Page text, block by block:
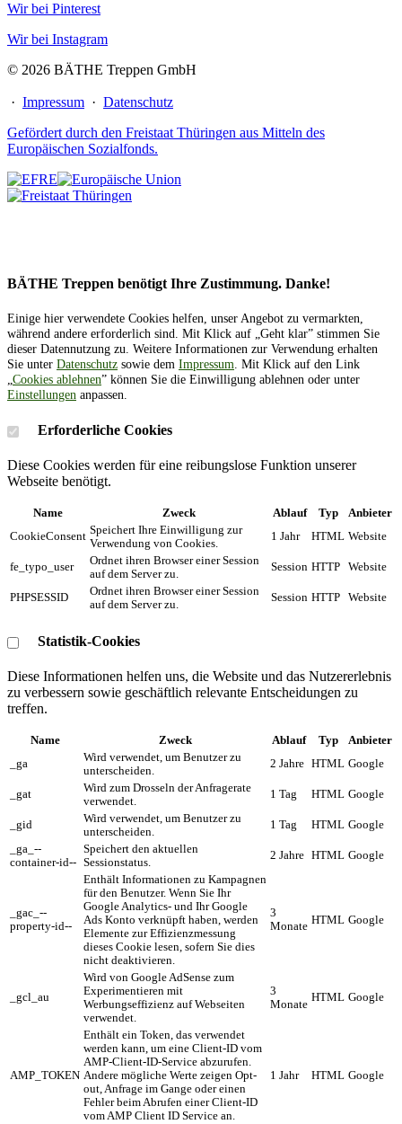
Wir bei Pinterest
Wir bei Instagram
© 2026 BÄTHE Treppen GmbH
· Impressum · Datenschutz
Gefördert durch den Freistaat Thüringen aus Mitteln des
Europäischen Sozialfonds.
BÄTHE Treppen benötigt Ihre Zustimmung. Danke!
Einige hier verwendete Cookies helfen, unser Angebot zu vermarkten,
während andere erforderlich sind. Mit Klick auf „Geht klar” stimmen Sie
dieser Datennutzung zu. Weitere Informationen zur Verwendung erhalten
Sie unter Datenschutz sowie dem Impressum. Mit Klick auf den Link
„Cookies ablehnen” können Sie die Einwilligung ablehnen oder unter
Einstellungen anpassen.
Erforderliche Cookies
Diese Cookies werden für eine reibungslose Funktion unserer
Webseite benötigt.
Name Zweck Ablauf Typ
Anbieter
CookieConsent Speichert Ihre Einwilligung zur
Verwendung von Cookies.
1 Jahr HTML Website
fe_typo_user
Ordnet ihren Browser einer Session
auf dem Server zu.
Session HTTP Website
PHPSESSID
Ordnet ihren Browser einer Session
auf dem Server zu.
Session HTTP Website
Statistik-Cookies
Diese Informationen helfen uns, die Website und das Nutzererlebnis
zu verbessern sowie geschäftlich relevante Entscheidungen zu
treffen.
Name Zweck Ablauf Typ
Anbieter
_ga
Wird verwendet, um Benutzer zu
unterscheiden.
2 Jahre HTML Google
_gat
Wird zum Drosseln der Anfragerate
verwendet.
1 Tag HTML Google
_gid
Wird verwendet, um Benutzer zu
unterscheiden.
1 Tag HTML Google
_ga_--
container-id--
Speichert den aktuellen
Sessionstatus.
2 Jahre HTML Google
_gac_--
property-id--
Enthält Informationen zu Kampagnen
für den Benutzer. Wenn Sie Ihr
Google Analytics- und Ihr Google
Ads Konto verknüpft haben, werden
Elemente zur Effizienzmessung
dieses Cookie lesen, sofern Sie dies
nicht deaktivieren.
3
Monate HTML Google
_gcl_au
Wird von Google AdSense zum
Experimentieren mit
Werbungseffizienz auf Webseiten
verwendet.
3
Monate
HTML Google
AMP_TOKEN
Enthält ein Token, das verwendet
werden kann, um eine Client-ID vom
AMP-Client-ID-Service abzurufen.
Andere mögliche Werte zeigen Opt-
out, Anfrage im Gange oder einen
Fehler beim Abrufen einer Client-ID
vom AMP Client ID Service an.
1 Jahr HTML Google